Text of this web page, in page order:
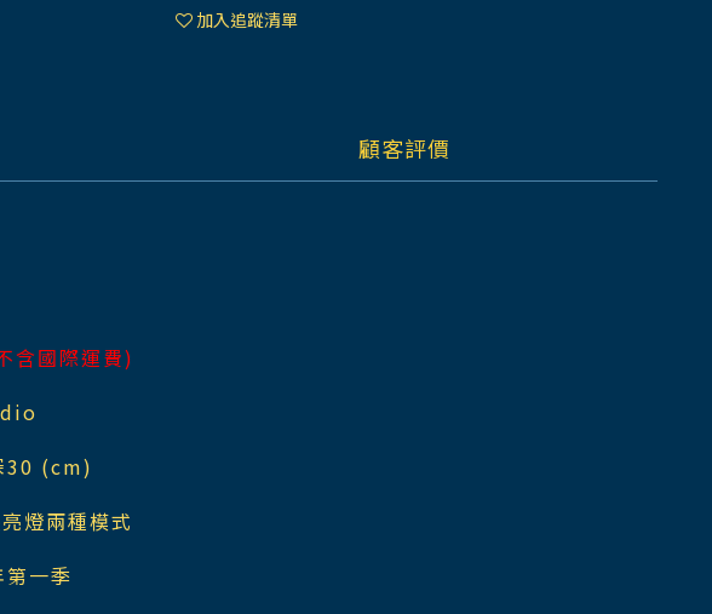
加入追蹤清單
顧客評價
含國際運費)
30 (cm)
燈兩種模式
一季